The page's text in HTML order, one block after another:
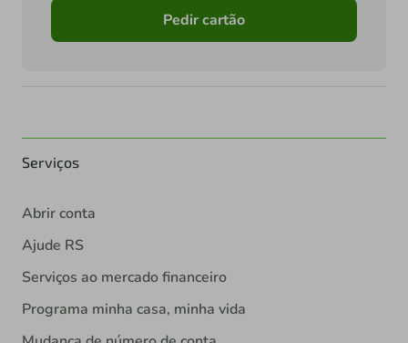
Pedir cartão
Serviços
Abrir conta
Ajude RS
Serviços ao mercado financeiro
Programa minha casa, minha vida